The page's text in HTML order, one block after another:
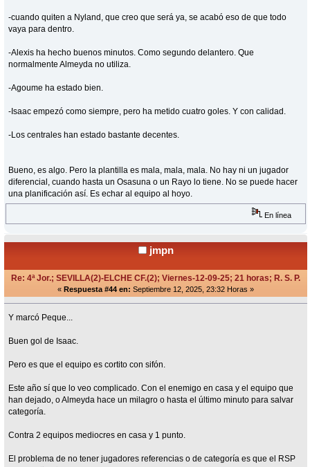
-cuando quiten a Nyland, que creo que será ya, se acabó eso de que todo
vaya para dentro.
-Alexis ha hecho buenos minutos. Como segundo delantero. Que
normalmente Almeyda no utiliza.
-Agoume ha estado bien.
-Isaac empezó como siempre, pero ha metido cuatro goles. Y con calidad.
-Los centrales han estado bastante decentes.
Bueno, es algo. Pero la plantilla es mala, mala, mala. No hay ni un jugador
diferencial, cuando hasta un Osasuna o un Rayo lo tiene. No se puede hacer
una planificación así. Es echar al equipo al hoyo.
En línea
jmpn
Re: 4ª Jor.; SEVILLA(2)-ELCHE CF.(2); Viernes-12-09-25; 21 horas; R. S. P.
« Respuesta #44 en: Septiembre 12, 2025, 23:32 Horas »
Y marcó Peque...
Buen gol de Isaac.
Pero es que el equipo es cortito con sifón.
Este año sí que lo veo complicado. Con el enemigo en casa y el equipo que
han dejado, o Almeyda hace un milagro o hasta el último minuto para salvar
categoría.
Contra 2 equipos mediocres en casa y 1 punto.
El problema de no tener jugadores referencias o de categoría es que el RSP